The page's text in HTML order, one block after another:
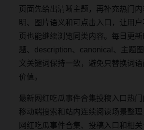
页面先给出清晰主题，再补充热门
明、图片语义和可点击入口，让用
页也能继续浏览同类内容。每日更
题、description、canonical、主题
文关键词保持一致，避免只替换词
价值。
最新网红吃瓜事件合集投稿入口热
移动端搜索和站内连续阅读场景整
网红吃瓜事件合集、投稿入口和相关